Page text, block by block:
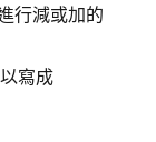
行減或加的
寫成